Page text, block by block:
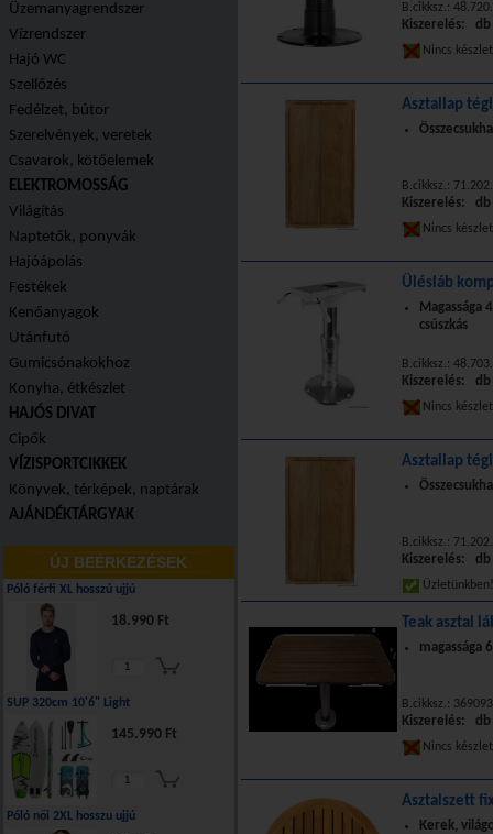
Üzemanyagrendszer
Vízrendszer
Hajó WC
Szellőzés
Fedélzet, bútor
Szerelvények, veretek
Csavarok, kötőelemek
ELEKTROMOSSÁG
Világítás
Naptetők, ponyvák
Hajóápolás
Festékek
Kenőanyagok
Utánfutó
Gumicsónakokhoz
Konyha, étkészlet
HAJÓS DIVAT
Cipők
VÍZISPORTCIKKEK
Könyvek, térképek, naptárak
AJÁNDÉKTÁRGYAK
ÚJ BEÉRKEZÉSEK
Póló férfi XL hosszú ujjú
18.990 Ft
SUP 320cm 10'6" Light
145.990 Ft
Póló női 2XL hosszu ujjú
B.cikksz.:
Kiszerelés: db
Nincs
Asztallap
B.cikksz.:
Kiszerelés: db
Nincs
Ülésláb
csúszkás
B.cikksz.:
Kiszerelés: db
Nincs
Asztallap
B.cikksz.:
Kiszerelés: db
Teak asztal
magassága
B.cikksz.: 369093
Kiszerelés: db
Nincs
Asztalszett
Kerek,